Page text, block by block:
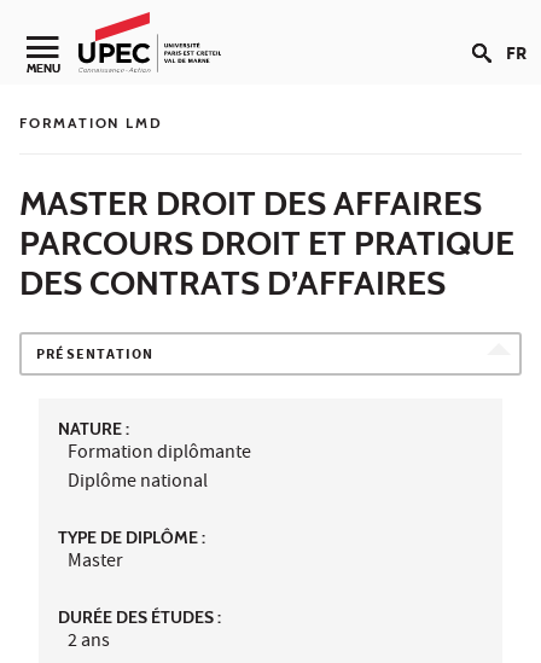
Aller au contenu
Navigation secondaire
MENU FR
FORMATION LMD
MASTER DROIT DES AFFAIRES
PARCOURS DROIT ET PRATIQUE
DES CONTRATS D’AFFAIRES
PRÉSENTATION
NATURE :
Formation diplômante
Diplôme national
TYPE DE DIPLÔME :
Master
DURÉE DES ÉTUDES :
2 ans